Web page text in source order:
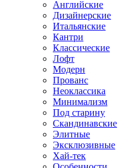
Английские
Дизайнерские
Итальянские
Кантри
Классические
Лофт
Модерн
Прованс
Неоклассика
Минимализм
Под старину
Скандинавские
Элитные
Эксклюзивные
Хай-тек